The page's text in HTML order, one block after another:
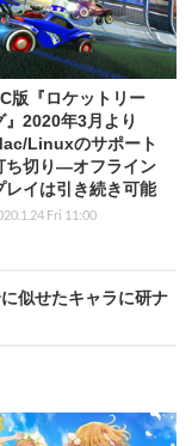
版『ロケットリー
』2020年3月より
Linuxのサポート
ち切り―オフライン
レイは引き続き可能
Fri 11:00
似せたキャラに研ナ